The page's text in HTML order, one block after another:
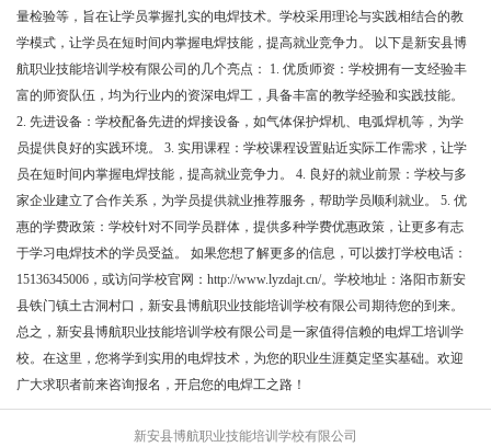
量检验等，旨在让学员掌握扎实的电焊技术。学校采用理论与实践相结合的教
学模式，让学员在短时间内掌握电焊技能，提高就业竞争力。 以下是新安县博
航职业技能培训学校有限公司的几个亮点： 1. 优质师资：学校拥有一支经验丰
富的师资队伍，均为行业内的资深电焊工，具备丰富的教学经验和实践技能。
2. 先进设备：学校配备先进的焊接设备，如气体保护焊机、电弧焊机等，为学
员提供良好的实践环境。 3. 实用课程：学校课程设置贴近实际工作需求，让学
员在短时间内掌握电焊技能，提高就业竞争力。 4. 良好的就业前景：学校与多
家企业建立了合作关系，为学员提供就业推荐服务，帮助学员顺利就业。 5. 优
惠的学费政策：学校针对不同学员群体，提供多种学费优惠政策，让更多有志
于学习电焊技术的学员受益。 如果您想了解更多的信息，可以拨打学校电话：
15136345006，或访问学校官网：http://www.lyzdajt.cn/。学校地址：洛阳市新安
县铁门镇土古洞村口，新安县博航职业技能培训学校有限公司期待您的到来。
总之，新安县博航职业技能培训学校有限公司是一家值得信赖的电焊工培训学
校。在这里，您将学到实用的电焊技术，为您的职业生涯奠定坚实基础。欢迎
广大求职者前来咨询报名，开启您的电焊工之路！
新安县博航职业技能培训学校有限公司